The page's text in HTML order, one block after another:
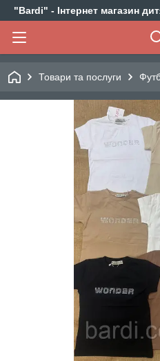
"Bardi" - Інтернет магазин
Товари та послуги